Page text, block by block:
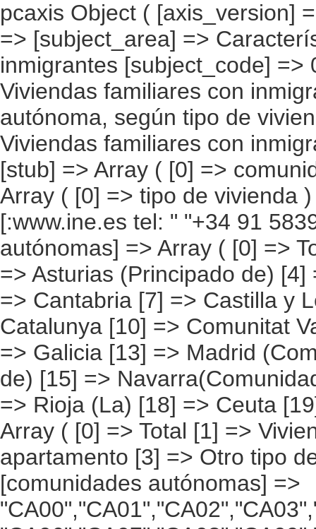
pcaxis Object ( [axis_version] => [creation_date] => 20080709 [note] => [subject_area] => Características de las viviendas de los inmigrantes [subject_code] => 01 [matrix] => 01001 [title] => Viviendas familiares con inmigrantes residentes por comunidad autónoma, según tipo de vivienda [description] => [contents] => Viviendas familiares con inmigrantes residentes [units] => viviendas [stub] => Array ( [0] => comunidades autónomas ) [heading] => Array ( [0] => tipo de vivienda ) [prestext] => [values] => Array ( [:www.ine.es tel: " "+34 91 5839100 "; VALUES("comunidades autónomas] => Array ( [0] => Total [1] => Andalucía [2] => Aragón [3] => Asturias (Principado de) [4] => Balears (IIles) [5] => Canarias [6] => Cantabria [7] => Castilla y León [8] => Castilla-La Mancha [9] => Catalunya [10] => Comunitat Valenciana [11] => Extremadura [12] => Galicia [13] => Madrid (Comunidad de) [14] => Murcia(Región de) [15] => Navarra(Comunidad Foral de) [16] => País Vasco [17] => Rioja (La) [18] => Ceuta [19] => Melilla ) [tipo de vivienda] => Array ( [0] => Total [1] => Vivienda unifamiliar [2] => Piso o apartamento [3] => Otro tipo de vivienda ) ) [codes] => Array ( [comunidades autónomas] => "CA00","CA01","CA02","CA03","CA04","CA05", "CA06","CA07","CA08","CA09","CA10","CA11","CA12","CA13","CA14","CA15", "CA16","CA17","CA18","CA19" ) [map] => Array ( [comunidades autónomas] => "spain_regions_img_ind" ) [decimals] => 0 [showdecimals] => 0 [source] => Instituto Nacional de Estadística [contact] => INE Difusión. Internet: www.ine.es/infoine [copyright] => YES [infofile] => [data] => Array ( [0] => Array ( [0]